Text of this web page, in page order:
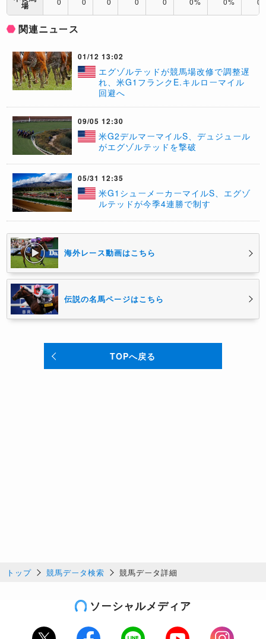
場
関連ニュース
01/12 13:02
エグゾルテッドが競馬場改修で調整遅
れ、米G1フランクE.キルローマイル
回避へ
09/05 12:30
​米G2デルマーマイルS、デュジュール
がエグゾルテッドを撃破
05/31 12:35
米G1シューメーカーマイルS、エグゾ
ルテッドが今季4連勝で制す
海外レース動画はこちら
伝説の名馬ページはこちら
TOPへ戻る
トップ 競馬データ検索 競馬データ詳細
ソーシャルメディア